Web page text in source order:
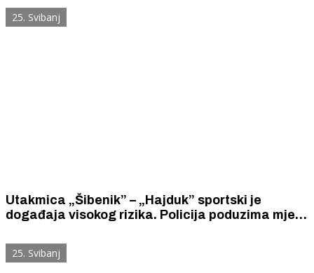
ponašanja, napad autom, požar na stadionu
25. Svibanj
Utakmica „Šibenik” – „Hajduk” sportski je
događaja visokog rizika. Policija poduzima mjere
14 sati vrijedi posebna regulacija prometa.
25. Svibanj